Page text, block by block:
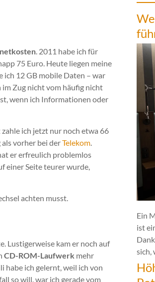
. 2011 habe ich für
75 Euro. Heute liegen meine
12 GB mobile Daten – war
Zug nicht vom häufig nicht
wenn ich Informationen oder
ich jetzt nur noch etwa 66
vorher bei derTelekom.
er erfreulich problemlos
einer Seite teurer wurde,
achten musst.
Lustigerweise kam er noch auf
CD-ROM-Laufwerk mehr
habe ich gelernt, weil ich von
so will, war ich gerade vom
Ein
ist
sich,